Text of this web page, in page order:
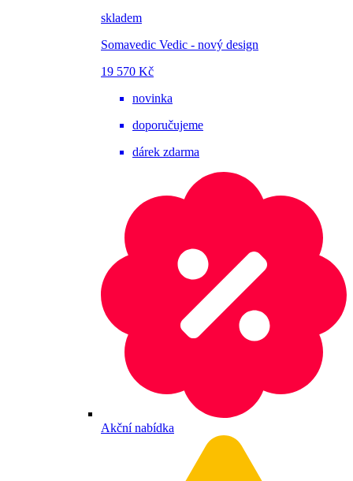
skladem
Somavedic Vedic - nový design
19 570 Kč
novinka
doporučujeme
dárek zdarma
Akční nabídka